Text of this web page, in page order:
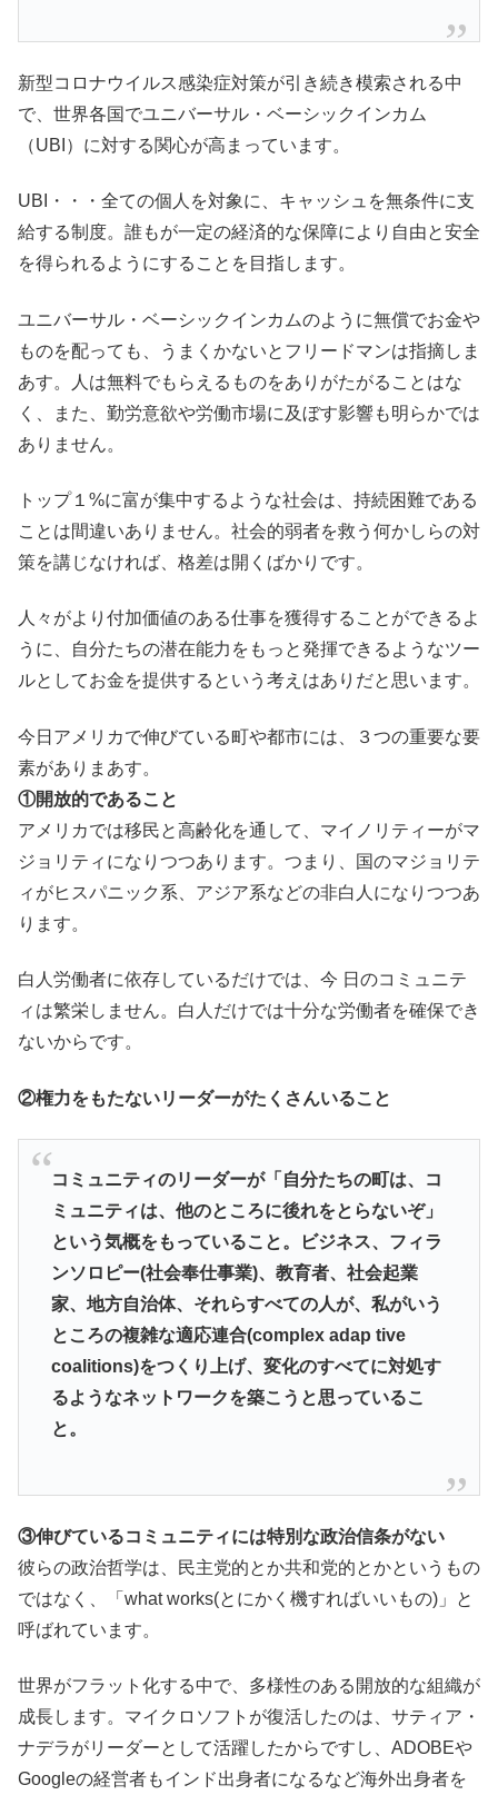
新型コロナウイルス感染症対策が引き続き模索される中
で、世界各国でユニバーサル・ベーシックインカム
（UBI）に対する関心が高まっています。
UBI・・・全ての個人を対象に、キャッシュを無条件に支
給する制度。誰もが一定の経済的な保障により自由と安全
を得られるようにすることを目指します。
ユニバーサル・ベーシックインカムのように無償でお金や
ものを配っても、うまくかないとフリードマンは指摘しま
あす。人は無料でもらえるものをありがたがることはな
く、また、勤労意欲や労働市場に及ぼす影響も明らかでは
ありません。
トップ１%に富が集中するような社会は、持続困難である
ことは間違いありません。社会的弱者を救う何かしらの対
策を講じなければ、格差は開くばかりです。
人々がより付加価値のある仕事を獲得することができるよ
うに、自分たちの潜在能力をもっと発揮できるようなツー
ルとしてお金を提供するという考えはありだと思います。
今日アメリカで伸びている町や都市には、３つの重要な要
素がありまあす。
①開放的であること
アメリカでは移民と高齢化を通して、マイノリティーがマ
ジョリティになりつつあります。つまり、国のマジョリテ
ィがヒスパニック系、アジア系などの非白人になりつつあ
ります。
白人労働者に依存しているだけでは、今 日のコミュニテ
ィは繁栄しません。白人だけでは十分な労働者を確保でき
ないからです。
②権力をもたないリーダーがたくさんいること
コミュニティのリーダーが「自分たちの町は、コ
ミュニティは、他のところに後れをとらないぞ」
という気概をもっていること。ビジネス、フィラ
ンソロピー(社会奉仕事業)、教育者、社会起業
家、地方自治体、それらすべての人が、私がいう
ところの複雑な適応連合(complex adap tive
coalitions)をつくり上げ、変化のすべてに対処す
るようなネットワークを築こうと思っているこ
と。
③伸びているコミュニティには特別な政治信条がない
彼らの政治哲学は、民主党的とか共和党的とかというもの
ではなく、「what works(とにかく機すればいいもの)」と
呼ばれています。
世界がフラット化する中で、多様性のある開放的な組織が
成長します。マイクロソフトが復活したのは、サティア・
ナデラがリーダーとして活躍したからですし、ADOBEや
Googleの経営者もインド出身者になるなど海外出身者を